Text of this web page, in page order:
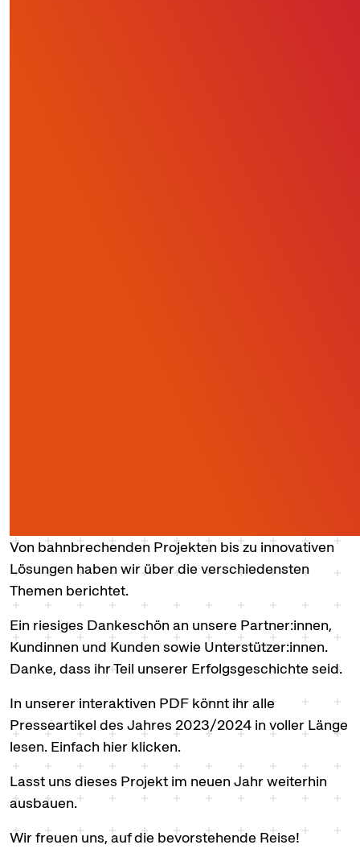
Von bahnbrechenden Projekten bis zu innovativen
Lösungen haben wir über die verschiedensten
Themen berichtet.
Ein riesiges Dankeschön an unsere Partner:innen,
Kundinnen und Kunden sowie Unterstützer:innen.
Danke, dass ihr Teil unserer Erfolgsgeschichte seid.
In unserer interaktiven PDF könnt ihr alle
Presseartikel des Jahres 2023/2024 in voller Länge
lesen. Einfach hier klicken.
Lasst uns dieses Projekt im neuen Jahr weiterhin
ausbauen.
Wir freuen uns, auf die bevorstehende Reise!